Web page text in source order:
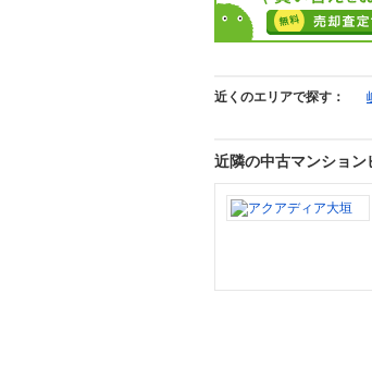
近くのエリアで探す：
近隣の中古マンション